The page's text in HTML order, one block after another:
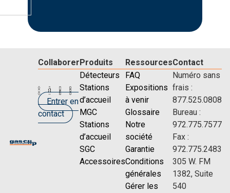
Collaborer
Entrer en
contact
Produits
Détecteurs
Stations
d’accueil
MGC
Stations
d’accueil
SGC
Accessoires
Ressources
FAQ
Expositions
à venir
Glossaire
Notre
société
Garantie
Conditions
générales
Gérer les
Contact
Numéro sans
frais :
877.525.0808
Bureau :
972.775.7577
Fax :
972.775.2483
305 W. FM
1382, Suite
540